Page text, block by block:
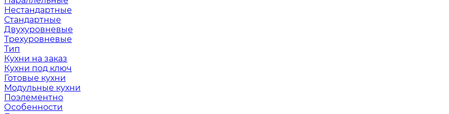
Нестандартные
Стандартные
Двухуровневые
Трехуровневые
Тип
Кухни на заказ
Кухни под ключ
Готовые кухни
Модульные кухни
Поэлементно
Особенности